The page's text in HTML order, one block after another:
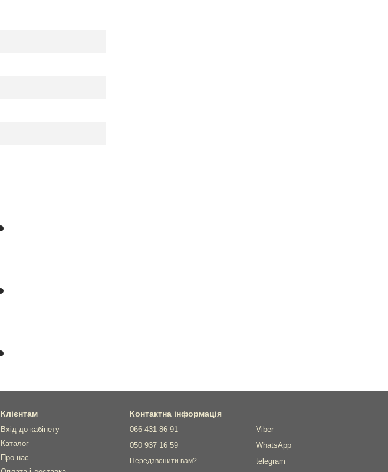
Клієнтам
Вхід до кабінету
Каталог
Про нас
Контактна інформація
066 431 86 91
050 937 16 59
Передзвонити вам?
Viber
WhatsApp
telegram